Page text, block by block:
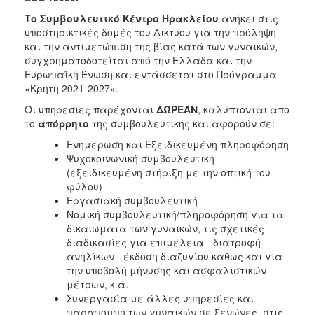
Το Συμβουλευτικό Κέντρο Ηρακλείου ανήκει στις
υποστηρικτικές δομές του Δικτύου για την πρόληψη
και την αντιμετώπιση της βίας κατά των γυναικών,
συγχρηματοδοτείται από την Ελλάδα και την
Ευρωπαϊκή Ένωση και εντάσσεται στο Πρόγραμμα
«Κρήτη 2021-2027».
Οι υπηρεσίες παρέχονται ΔΩΡΕΑΝ, καλύπτονται από
το απόρρητο της συμβουλευτικής και αφορούν σε:
Ενημέρωση και Εξειδικευμένη πληροφόρηση
Ψυχοκοινωνική συμβουλευτική
(εξειδικευμένη στήριξη με την οπτική του
φύλου)
Εργασιακή συμβουλευτική
Νομική συμβουλευτική/πληροφόρηση για τα
δικαιώματα των γυναικών, τις σχετικές
διαδικασίες για επιμέλεια - διατροφή
ανηλίκων - έκδοση διαζυγίου καθώς και για
την υποβολή μήνυσης και ασφαλιστικών
μέτρων, κ.ά.
Συνεργασία με άλλες υπηρεσίες και
παραπομπή των γυναικών σε ξενώνες, στις